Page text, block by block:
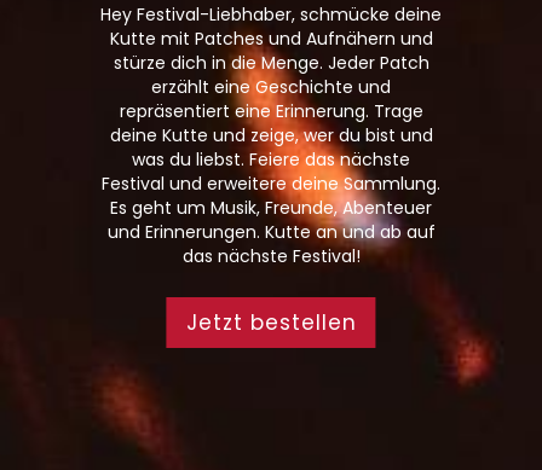
Hey Festival-Liebhaber, schmücke deine
Kutte mit Patches und Aufnähern und
stürze dich in die Menge. Jeder Patch
erzählt eine Geschichte und
repräsentiert eine Erinnerung. Trage
deine Kutte und zeige, wer du bist und
was du liebst. Feiere das nächste
Festival und erweitere deine Sammlung.
Es geht um Musik, Freunde, Abenteuer
und Erinnerungen. Kutte an und ab auf
das nächste Festival!
Jetzt bestellen